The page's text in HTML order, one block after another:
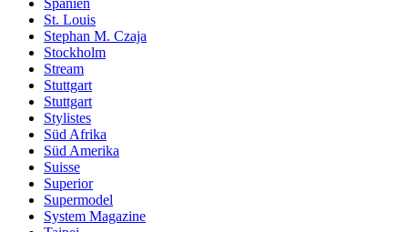
St. Louis
Stephan M. Czaja
Stockholm
Stream
Stuttgart
Stuttgart
Stylistes
Süd Afrika
Süd Amerika
Suisse
Superior
Supermodel
System Magazine